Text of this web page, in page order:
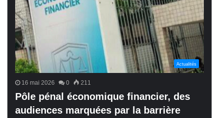
Actualités
16 mai 2026 0 211
Pôle pénal économique financier, des
audiences marquées par la barrière